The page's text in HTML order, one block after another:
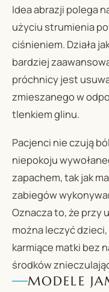
Idea abrazji polega
użyciu strumienia
ciśnieniem. Działa
bardziej
próchnicy jest
zmieszanego w
tlenkiem glinu.
Pacjenci nie czują
niepokoju
zapachem, tak jak
zabiegów
Oznacza to, że przy
można leczyć
karmiące matki bez
środków
MODELE